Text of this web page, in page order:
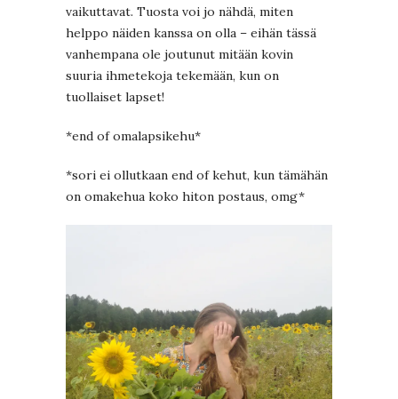
vaikuttavat. Tuosta voi jo nähdä, miten
helppo näiden kanssa on olla – eihän tässä
vanhempana ole joutunut mitään kovin
suuria ihmetekoja tekemään, kun on
tuollaiset lapset!
*end of omalapsikehu*
*sori ei ollutkaan end of kehut, kun tämähän
on omakehua koko hiton postaus, omg*